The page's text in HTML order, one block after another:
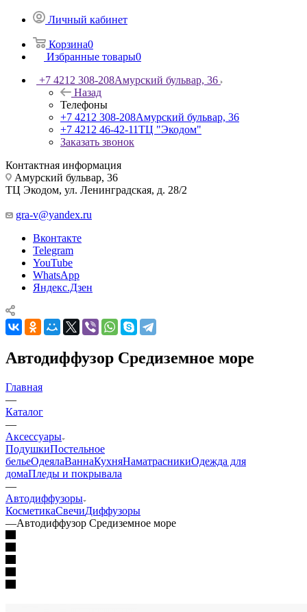
Личный кабинет
Корзина0
Избранные товары0
+7 4212 308-208Амурский бульвар, 36
Назад
Телефоны
+7 4212 308-208Амурский бульвар, 36
+7 4212 46-42-11ТЦ "Экодом"
Заказать звонок
Контактная информация
Амурский бульвар, 36
ТЦ Экодом, ул. Ленинградская, д. 28/2
gra-v@yandex.ru
Вконтакте
Telegram
YouTube
WhatsApp
Яндекс.Дзен
Автодиффузор Средиземное море
Главная
—
Каталог
—
Аксессуары
ПодушкиПостельное
бельеОдеялаВаннаКухняНаматрасникиОдежда для
домаПледы и покрывала
—
Автодиффузоры
КосметикаСвечиДиффузоры
—Автодиффузор Средиземное море